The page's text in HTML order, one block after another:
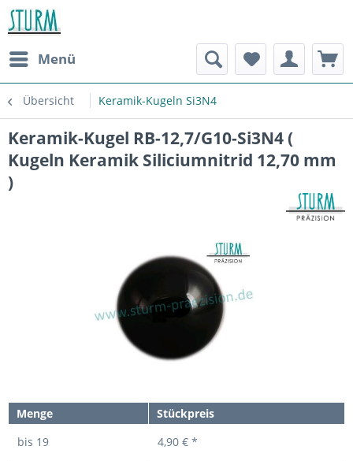
Menü
Übersicht Keramik-Kugeln Si3N4
Keramik-Kugel RB-12,7/G10-Si3N4 (
Kugeln Keramik Siliciumnitrid 12,70 mm
)
Menge
Stückpreis
bis 19 4,90 € *